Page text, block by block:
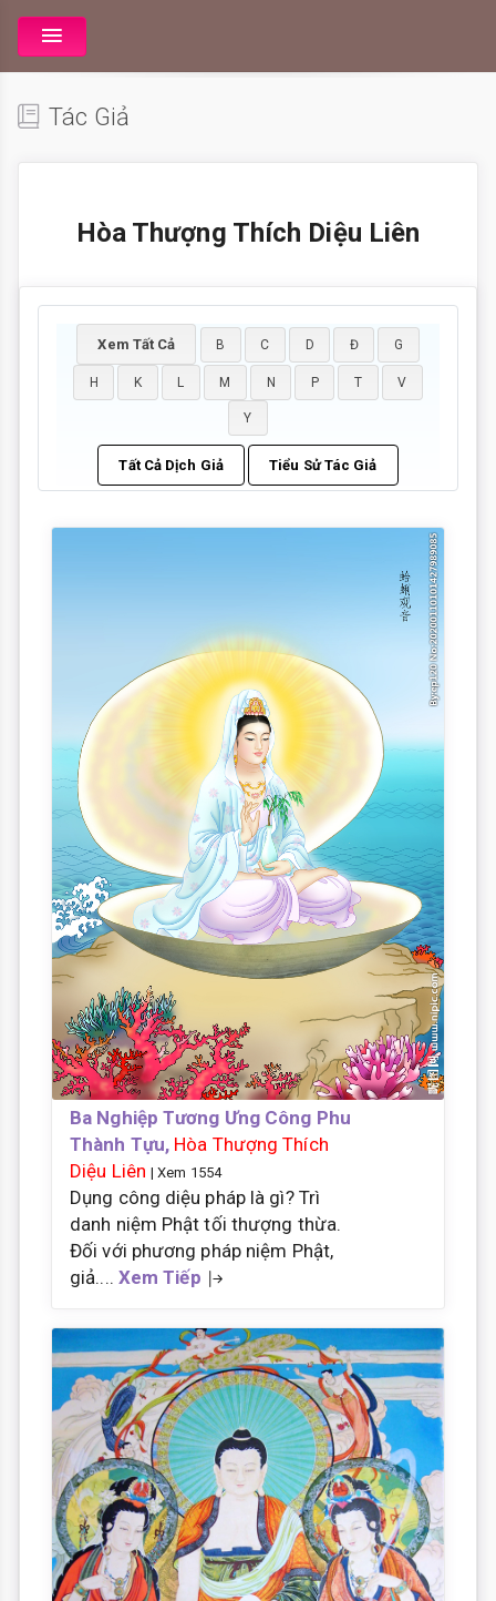
Tác Giả
Hòa Thượng Thích Diệu Liên
Xem Tất Cả B C D Đ G
H K L M N P T V
Y
Tất Cả Dịch Giả Tiểu Sử Tác Giả
Ba Nghiệp Tương Ưng Công Phu
Thành Tựu, Hòa Thượng Thích
Diệu Liên | Xem 1554
Dụng công diệu pháp là gì? Trì
danh niệm Phật tối thượng thừa.
Đối với phương pháp niệm Phật,
giả.... Xem Tiếp